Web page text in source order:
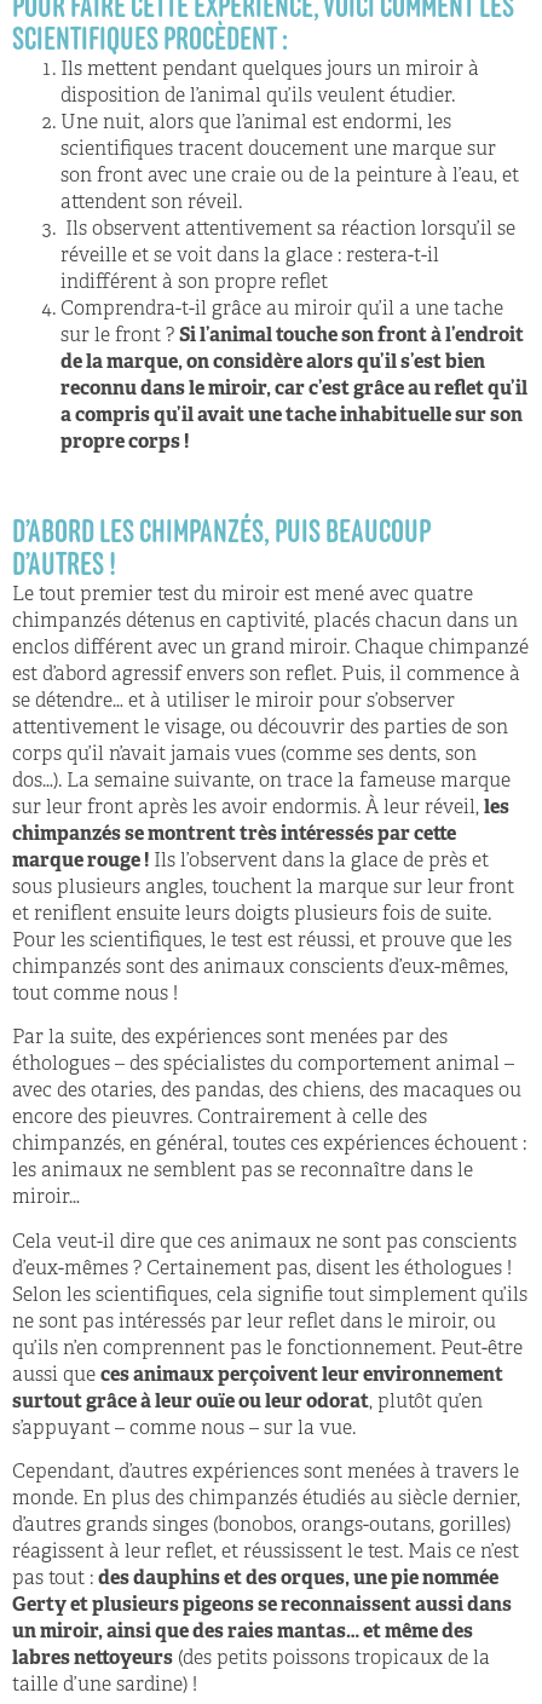
SCIENTIFIQUES PROCÈDENT :
Ils mettent pendant quelques jours un miroir à
disposition de l’animal qu’ils veulent étudier.
Une nuit, alors que l’animal est endormi, les
scientifiques tracent doucement une marque sur
son front avec une craie ou de la peinture à l’eau, et
attendent son réveil.
Ils observent attentivement sa réaction lorsqu’il se
réveille et se voit dans la glace : restera-t-il
indifférent à son propre reflet
Comprendra-t-il grâce au miroir qu’il a une tache
sur le front ? Si l’animal touche son front à l’endroit
de la marque, on considère alors qu’il s’est bien
reconnu dans le miroir, car c’est grâce au reflet qu’il
a compris qu’il avait une tacheinhabituelle sur son
propre corps !
D’ABORD LES CHIMPANZÉS, PUIS BEAUCOUP
D’AUTRES !
Le tout premier test du miroir est mené avec quatre
chimpanzés détenus en captivité, placés chacun dans un
enclos différent avec un grand miroir. Chaque chimpanzé
est d’abord agressif envers son reflet. Puis, il commence à
se détendre… et à utiliser le miroir pour s’observer
attentivement le visage, ou découvrir des parties de son
corps qu’il n’avait jamais vues (comme ses dents, son
dos…). La semaine suivante, on trace la fameuse marque
sur leur front après les avoir endormis. À leur réveil, les
chimpanzés se montrent très intéressés par cette
marque rouge ! Ils l’observent dans la glace de près et
sous plusieurs angles, touchent la marque sur leur front
et reniflent ensuite leurs doigts plusieurs fois de suite.
Pour les scientifiques, le test est réussi, et prouve que les
chimpanzés sont des animaux conscients d’eux-mêmes,
tout comme nous !
Par la suite, des expériences sont menées par des
éthologues – des spécialistes du comportement animal –
avec des otaries, des pandas, des chiens, des macaques ou
encore des pieuvres. Contrairement à celle des
chimpanzés, en général, toutes ces expériences échouent :
les animaux ne semblent pas se reconnaître dans le
miroir…
Cela veut-il dire que ces animaux ne sont pas conscients
d’eux-mêmes ? Certainement pas, disent les éthologues !
Selon les scientifiques, cela signifie tout simplement qu’ils
ne sont pas intéressés par leur reflet dans le miroir, ou
qu’ils n’en comprennent pas le fonctionnement. Peut-être
aussi que ces animaux perçoivent leur environnement
surtout grâce à leur ouïe ou leur odorat, plutôt qu’en
s’appuyant – comme nous – sur la vue.
Cependant, d’autres expériences sont menées à travers le
monde. En plus des chimpanzés étudiés au siècle dernier,
d’autres grands singes (bonobos, orangs-outans, gorilles)
réagissent à leur reflet, et réussissent le test. Mais ce n’est
pas tout : des dauphins et des orques, une pie nommée
Gerty et plusieurs pigeons se reconnaissent aussi dans
un miroir, ainsi que des raies mantas… et même des
labres nettoyeurs (des petits poissons tropicaux de la
taille d’une sardine) !